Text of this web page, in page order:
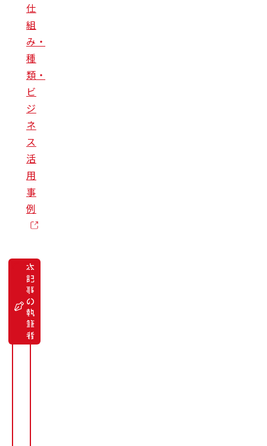
仕
組
み・
種
類・
ビ
ジ
ネ
ス
活
用
事
例
本
記
事
の
執
筆
者